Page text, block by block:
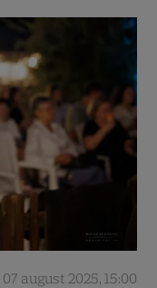
07 august 2025, 15:00